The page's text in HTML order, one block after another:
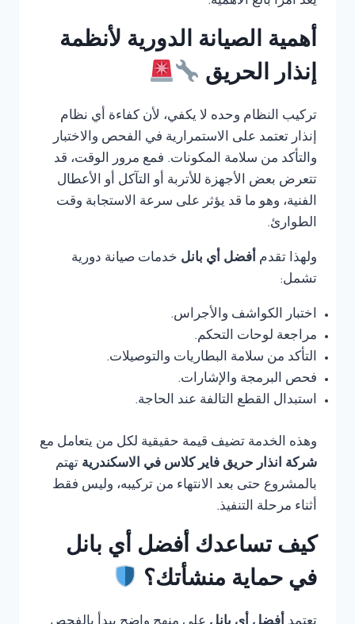
أهمية الصيانة الدورية لأنظمة
إنذار الحريق
تركيب النظام وحده لا يكفي، لأن كفاءة أي نظام
إنذار تعتمد على الاستمرارية في الفحص والاختبار
والتأكد من سلامة المكونات. فمع مرور الوقت، قد
تتعرض بعض الأجهزة للأتربة أو التآكل أو الأعطال
الفنية، وهو ما قد يؤثر على سرعة الاستجابة وقت
الطوارئ.
ولهذا تقدم أفضل أي بانل خدمات صيانة دورية
تشمل:
اختبار الكواشف والأجراس.
مراجعة لوحات التحكم.
التأكد من سلامة البطاريات والتوصيلات.
فحص البرمجة والإشارات.
استبدال القطع التالفة عند الحاجة.
وهذه الخدمة تضيف قيمة حقيقية لكل من يتعامل مع
شركة انذار حريق فاير كلاس في الاسكندرية تهتم
بالمشروع حتى بعد الانتهاء من تركيبه، وليس فقط
أثناء مرحلة التنفيذ.
كيف تساعدك أفضل أي بانل
في حماية منشأتك؟